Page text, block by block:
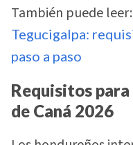
También puede leer:
Tegucigalpa:
paso a paso
Requisitos para
de Caná 2026